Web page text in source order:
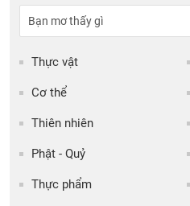
Thực vật
Cơ thể
Thiên nhiên
Phật - Quỷ
Thực phẩm